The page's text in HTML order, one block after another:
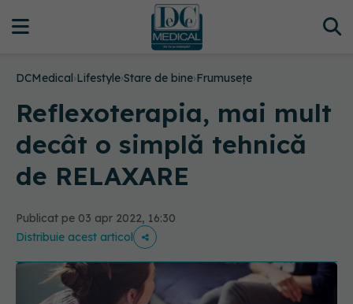
DCMedical›Lifestyle›Stare de bine›Frumusețe
Reflexoterapia, mai mult
decât o simplă tehnică
de RELAXARE
Publicat pe 03 apr 2022, 16:30
Distribuie acest articol